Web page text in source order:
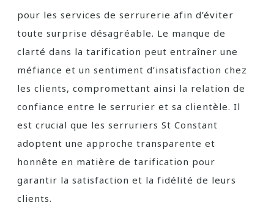
pour les services de serrurerie afin d’éviter
toute surprise désagréable. Le manque de
clarté dans la tarification peut entraîner une
méfiance et un sentiment d’insatisfaction chez
les clients, compromettant ainsi la relation de
confiance entre le serrurier et sa clientèle. Il
est crucial que les serruriers St Constant
adoptent une approche transparente et
honnête en matière de tarification pour
garantir la satisfaction et la fidélité de leurs
clients.